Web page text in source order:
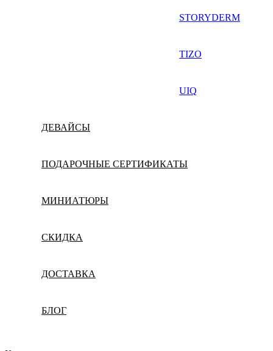
STORYDERM
TIZO
UIQ
ДЕВАЙСЫ
ПОДАРОЧНЫЕ СЕРТИФИКАТЫ
МИНИАТЮРЫ
СКИДКА
ДОСТАВКА
БЛОГ